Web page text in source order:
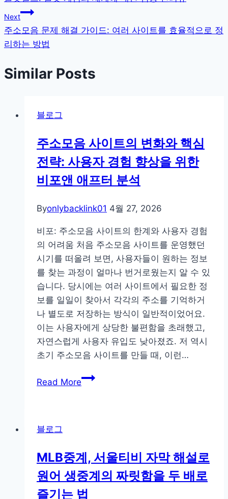
탐
색
Next
주소모음 문제 해결 가이드: 여러 사이트를 효율적으로 정
리하는 방법
Similar Posts
블로그
주소모음 사이트의 변화와 핵심
전략: 사용자 경험 향상을 위한
비포앤 애프터 분석
Byonlybacklink01 4월 27, 2026
비포: 주소모음 사이트의 한계와 사용자 경험
의 어려움 처음 주소모음 사이트를 운영했던
시기를 떠올려 보면, 사용자들이 원하는 정보
를 찾는 과정이 얼마나 번거로웠는지 알 수 있
습니다. 당시에는 여러 사이트에서 필요한 정
보를 일일이 찾아서 각각의 주소를 기억하거
나 별도로 저장하는 방식이 일반적이었어요.
이는 사용자에게 상당한 불편함을 초래했고,
자연스럽게 사용자 유입도 낮아졌죠. 저 역시
초기 주소모음 사이트를 만들 때, 이런…
Read More주
트
의
변
블로그
MLB중계, 서울티비 자막 해설로
원어 생중계의 짜릿함을 두 배로
즐기는 법